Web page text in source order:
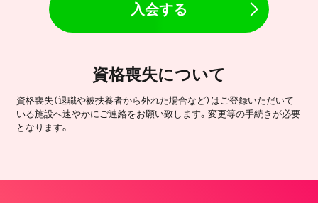
入会する
資格喪失について
資格喪失（退職や被扶養者から外れた場合など）はご登録いただいて
いる施設へ速やかにご連絡をお願い致します。変更等の手続きが必要
となります。